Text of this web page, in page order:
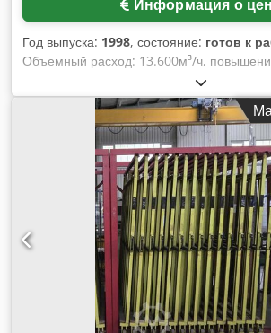
ABB – KUKA – ABB – YASKAWA.
Информация о
Год выпуска: 1998, состояние: готов к
Объемный расход: 13.600м³/ч,
3100Па, скорость: 1500/мин, мощность
вес: 790кг, с контейнером для щепы
полную документацию. Dedpfsi A Ix Hjx